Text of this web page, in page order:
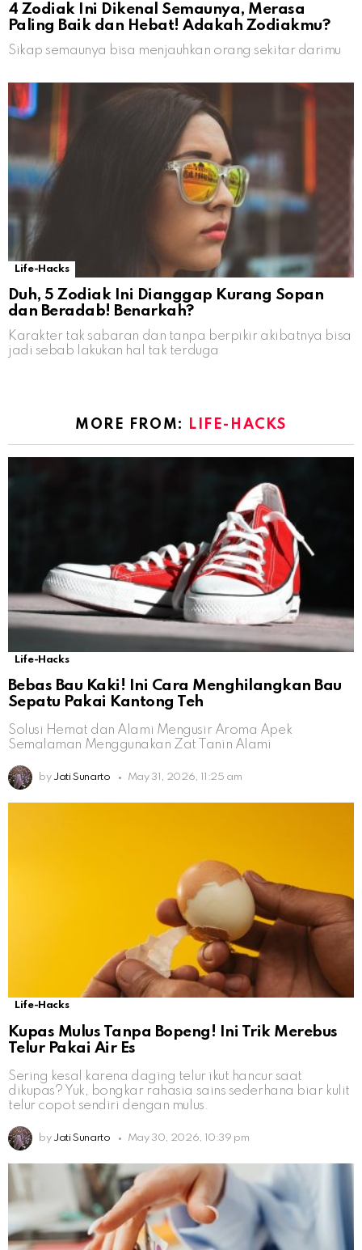
4 Zodiak Ini Dikenal Semaunya, Merasa
Paling Baik dan Hebat! Adakah Zodiakmu?
Sikap semaunya bisa menjauhkan orang sekitar darimu
Life-Hacks
Duh, 5 Zodiak Ini Dianggap Kurang Sopan
dan Beradab! Benarkah?
Karakter tak sabaran dan tanpa berpikir akibatnya bisa
jadi sebab lakukan hal tak terduga
MORE FROM: LIFE-HACKS
Life-Hacks
Bebas Bau Kaki! Ini Cara Menghilangkan Bau
Sepatu Pakai Kantong Teh
Solusi Hemat dan Alami Mengusir Aroma Apek
Semalaman Menggunakan Zat Tanin Alami
by Jati Sunarto May 31, 2026, 11:25 am
Life-Hacks
Kupas Mulus Tanpa Bopeng! Ini Trik Merebus
Telur Pakai Air Es
Sering kesal karena daging telur ikut hancur saat
dikupas? Yuk, bongkar rahasia sains sederhana biar kulit
telur copot sendiri dengan mulus.
by Jati Sunarto May 30, 2026, 10:39 pm